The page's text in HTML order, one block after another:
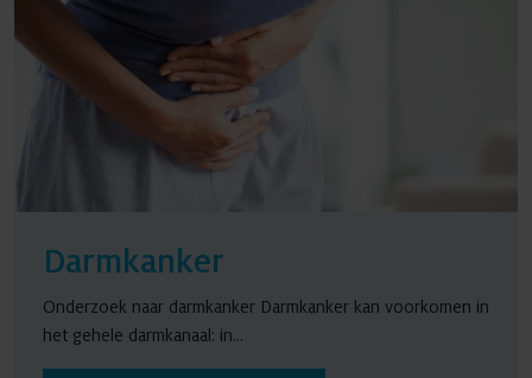
Darmkanker
Onderzoek naar darmkanker Darmkanker kan voorkomen in
het gehele darmkanaal: in...